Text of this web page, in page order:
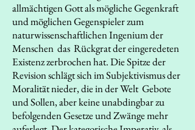
allmächtigen Gott als mögliche Gegenkraft
und möglichen Gegenspieler zum
naturwissenschaftlichen Ingenium der
Menschen das Rückgrat der eingeredeten
Existenz zerbrochen hat. Die Spitze der
Revision schlägt sich im Subjektivismus der
Moralität nieder, die in der Welt Gebote
und Sollen, aber keine unabdingbar zu
befolgenden Gesetze und Zwänge mehr